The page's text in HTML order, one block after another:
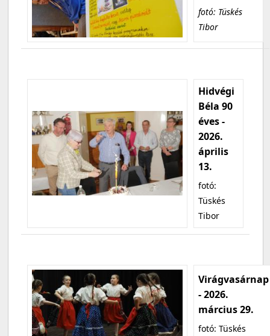
fotó: Tüskés
Tibor
Hidvégi
Béla 90
éves -
2026.
április
13.
fotó:
Tüskés
Tibor
Virágvasárnap
- 2026.
március 29.
fotó: Tüskés